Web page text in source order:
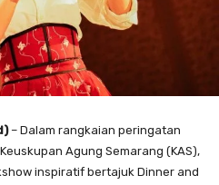
– Dalam rangkaian peringatan
Agung Semarang (KAS),
inspiratif bertajuk Dinner and